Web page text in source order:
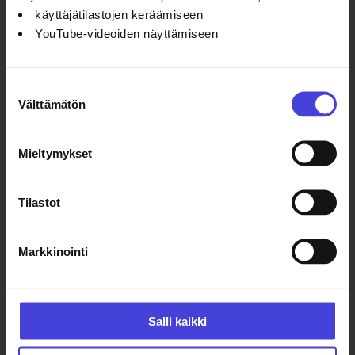
käyttäjätilastojen keräämiseen
YouTube-videoiden näyttämiseen
valinta
Välttämätön
Mieltymykset
Tilastot
Markkinointi
Salli kaikki
muistoja.